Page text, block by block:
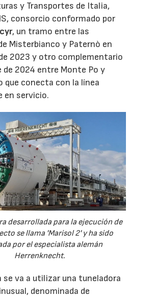
y Transportes de Italia,
consorcio conformado por
, un tramo entre las
Misterbianco y Paternò en
2023 y otro complementario
de 2024 entre Monte Po y
que conecta con la línea
en servicio.
desarrollada para la ejecución de
se llama 'Marisol 2' y ha sido
por el especialista alemán
Herrenknecht.
se va a utilizar una tuneladora
denominada de